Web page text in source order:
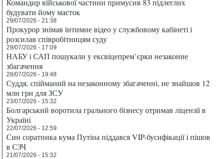
будувати йому маєток
29/07/2026 - 21:38
Прокурор знімав інтимне відео у службовому кабінеті і
розсилав співробітницям суду
29/07/2026 - 17:09
НАБУ і САП пошукали у ексвіцепрем’єрки незаконне
збагачення
28/07/2026 - 19:48
Суддя, спійманий на незаконному збагаченні, не знайшов 12
млн грн для ЗСУ
23/07/2026 - 15:32
Болгарський воротила грального бізнесу отримав ліцензії в
Україні
22/07/2026 - 12:59
Син соратника кума Путіна піддався VIP-бусифікації і пішов
в СЗЧ
21/07/2026 - 15:32